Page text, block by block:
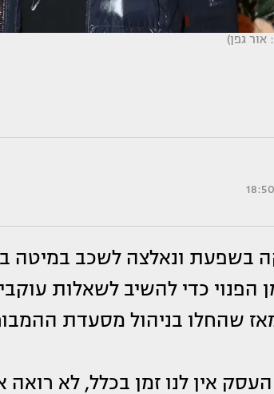
אור גפן)
בשפעת ונאלצה לשכב במיטה
הפנוי כדי להשיב לשאלות
שהחלו בניהול מסעדת
אין לנו זמן בכלל, לא רואה